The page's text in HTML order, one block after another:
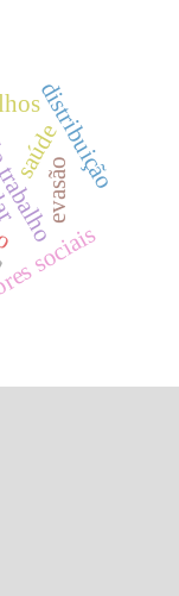
sociais
distribuição
saúde
evasão